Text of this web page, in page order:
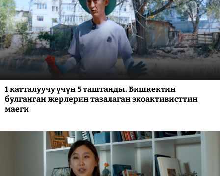
1 катталуучу үчүн 5 таштанды. Бишкектин
булганган жерлерин тазалаган экоактивисттин
маеги